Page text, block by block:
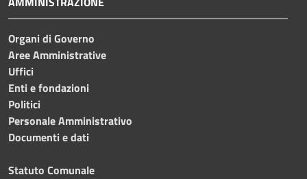
Organi di Governo
Aree Amministrative
Uffici
Enti e fondazioni
Politici
Personale Amministrativo
Documenti e dati
Statuto Comunale